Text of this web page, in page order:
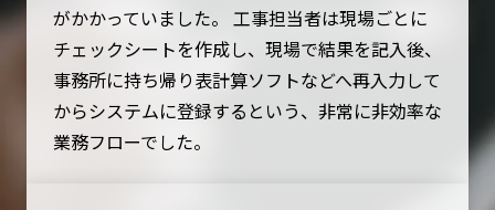
がかかっていました。 工事担当者は現場ごとに
チェックシートを作成し、現場で結果を記入後、
事務所に持ち帰り表計算ソフトなどへ再入力して
からシステムに登録するという、非常に非効率な
業務フローでした。